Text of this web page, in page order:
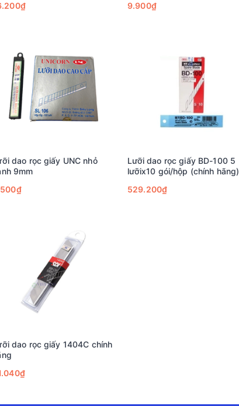
9.900₫
dao rọc giấy UNC nhỏ
9mm
Lưỡi dao rọc giấy BD-100 5
lưỡix10 gói/hộp (chính hãng)
529.200₫
dao rọc giấy 1404C chính